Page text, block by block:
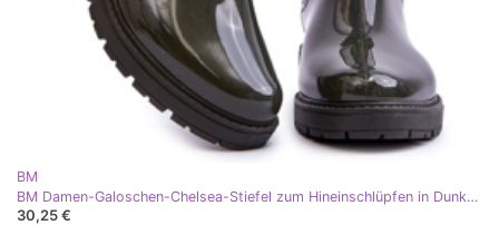
BM
BM Damen-Galoschen-Chelsea-Stiefel zum Hineinschlüpfen in Dunkelgrün Larone
30,25 €